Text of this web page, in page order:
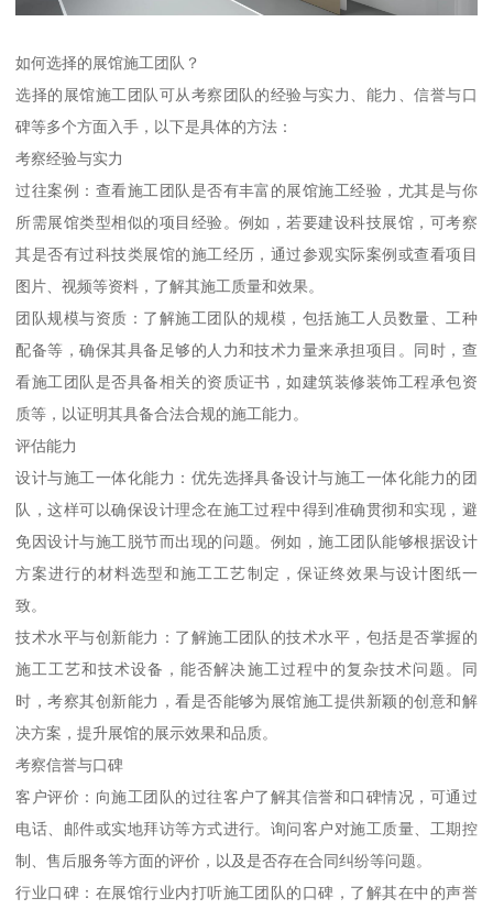
如何选择的展馆施工团队？
选择的展馆施工团队可从考察团队的经验与实力、能力、信誉与口
碑等多个方面入手，以下是具体的方法：
考察经验与实力
过往案例：查看施工团队是否有丰富的展馆施工经验，尤其是与你
所需展馆类型相似的项目经验。例如，若要建设科技展馆，可考察
其是否有过科技类展馆的施工经历，通过参观实际案例或查看项目
图片、视频等资料，了解其施工质量和效果。
团队规模与资质：了解施工团队的规模，包括施工人员数量、工种
配备等，确保其具备足够的人力和技术力量来承担项目。同时，查
看施工团队是否具备相关的资质证书，如建筑装修装饰工程承包资
质等，以证明其具备合法合规的施工能力。
评估能力
设计与施工一体化能力：优先选择具备设计与施工一体化能力的团
队，这样可以确保设计理念在施工过程中得到准确贯彻和实现，避
免因设计与施工脱节而出现的问题。例如，施工团队能够根据设计
方案进行的材料选型和施工工艺制定，保证终效果与设计图纸一
致。
技术水平与创新能力：了解施工团队的技术水平，包括是否掌握的
施工工艺和技术设备，能否解决施工过程中的复杂技术问题。同
时，考察其创新能力，看是否能够为展馆施工提供新颖的创意和解
决方案，提升展馆的展示效果和品质。
考察信誉与口碑
客户评价：向施工团队的过往客户了解其信誉和口碑情况，可通过
电话、邮件或实地拜访等方式进行。询问客户对施工质量、工期控
制、售后服务等方面的评价，以及是否存在合同纠纷等问题。
行业口碑：在展馆行业内打听施工团队的口碑，了解其在中的声誉